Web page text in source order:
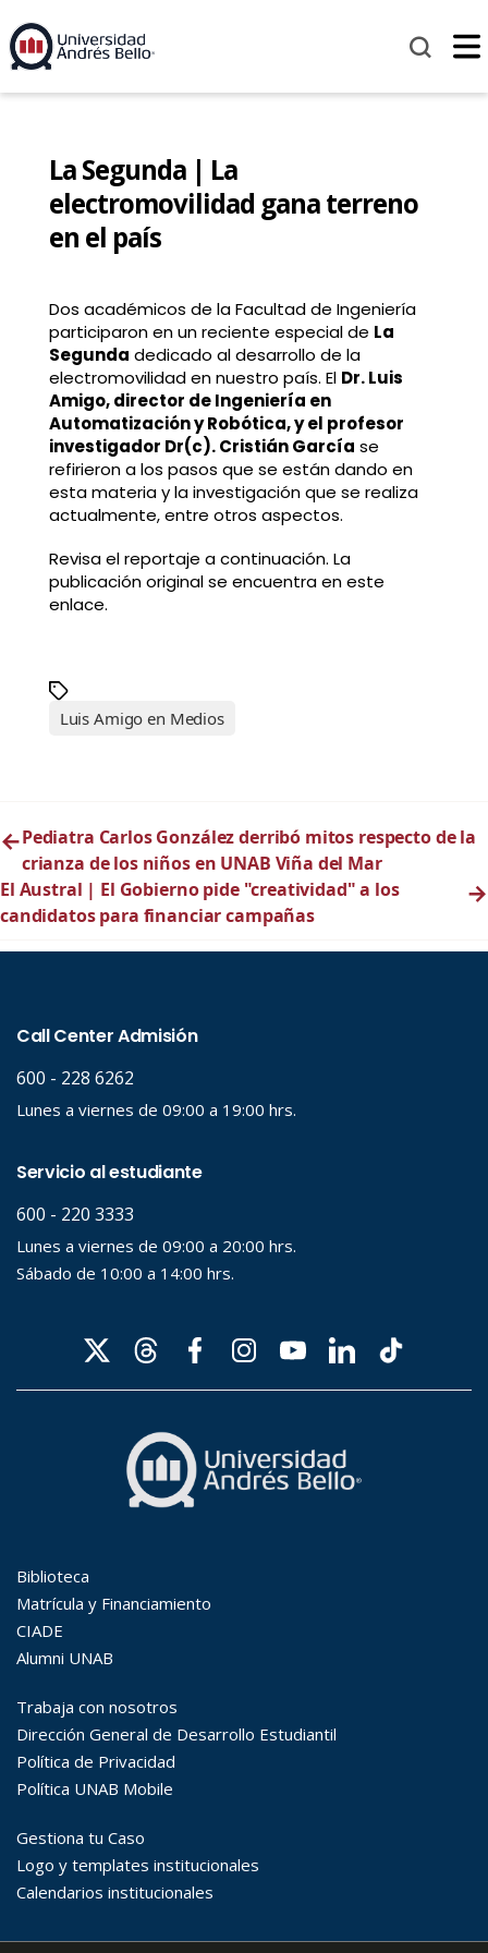
La Segunda | La
electromovilidad gana terreno
en el país
Dos académicos de la Facultad de Ingeniería
participaron en un reciente especial de La
Segunda dedicado al desarrollo de la
electromovilidad en nuestro país. El Dr. Luis
Amigo, director de Ingeniería en
Automatización y Robótica, y el profesor
investigador Dr(c). Cristián García se
refirieron a los pasos que se están dando en
esta materia y la investigación que se realiza
actualmente, entre otros aspectos.
Revisa el reportaje a continuación. La
publicación original se encuentra en este
enlace.
Luis Amigo en Medios
←Pediatra Carlos González derribó mitos respecto de la
crianza de los niños en UNAB Viña del Mar
El Austral | El Gobierno pide "creatividad" a los
candidatos para financiar campañas
→